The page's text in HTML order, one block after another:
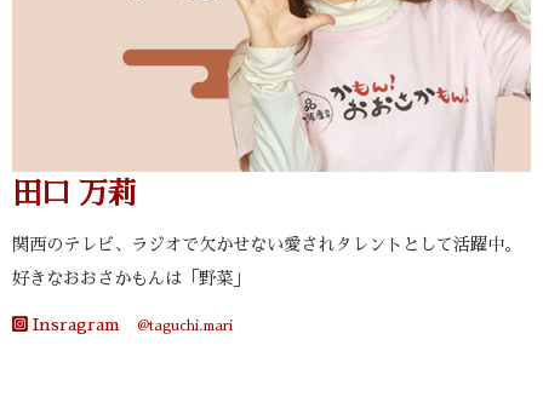
田口 万莉
関西のテレビ、ラジオで欠かせない愛されタレントとして活躍中。
好きなおおさかもんは「野菜」
Insragram @taguchi.mari